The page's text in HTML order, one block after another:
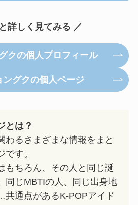
詳しく見てみる ／
クの個人プロフィール
ングクの個人ページ
とは？
わるさまざまな情報をまと
です。
もちろん、その人と同じ誕
同じMBTIの人、同じ出身地
共通点があるK-POPアイド